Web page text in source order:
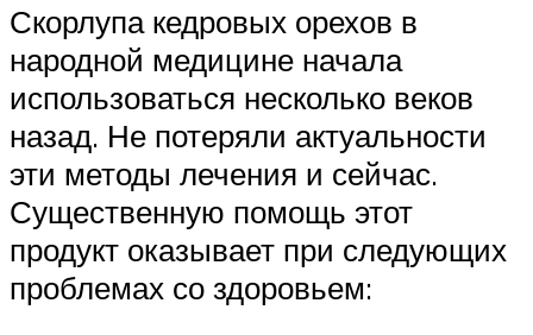
Скорлупа кедровых орехов в
народной медицине начала
использоваться несколько веков
назад. Не потеряли актуальности
эти методы лечения и сейчас.
Существенную помощь этот
продукт оказывает при следующих
проблемах со здоровьем: